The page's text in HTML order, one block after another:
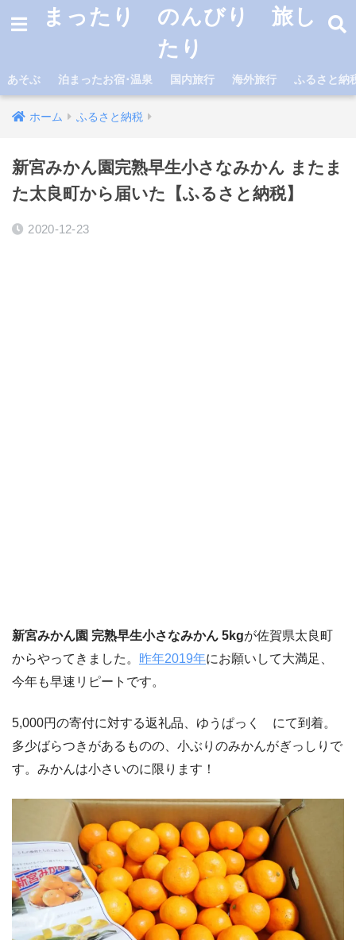
まったり のんびり 旅し
たり
あそぶ 泊まったお宿･温泉 国内旅行 海外旅行 ふるさと納
ホーム ふるさと納税
新宮みかん園完熟早生小さなみかん またま
た太良町から届いた【ふるさと納税】
2020-12-23
新宮みかん園 完熟早生小さなみかん 5kgが佐賀県太良町
からやってきました。 昨年2019年にお願いして大満足、
今年も早速リピートです。
5,000円の寄付に対する返礼品、ゆうぱっく にて到着。
多少ばらつきがあるものの、小ぶりのみかんがぎっしりで
す。みかんは小さいのに限ります！